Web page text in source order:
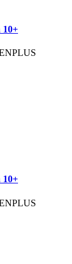
10+
10+